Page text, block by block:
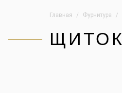
Главная Фурнитура
ЩИТОК